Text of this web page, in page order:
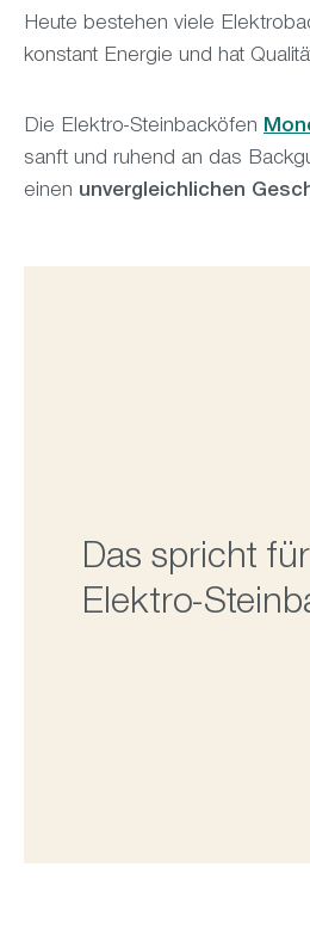
Heute bestehen viele
konstant Energie und hat
Die Elektro-Steinbacköfen
sanft und ruhend an das
einen unvergleichlichen
Das spricht
Elektro-